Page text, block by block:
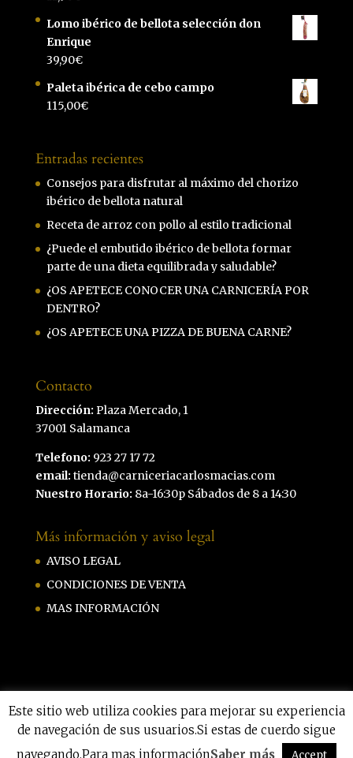
Lomo ibérico de bellota selección don
Enrique
39,90€
Paleta ibérica de cebo campo
115,00€
Entradas recientes
Consejos para disfrutar al máximo del chorizo
ibérico de bellota natural
Receta de arroz con pollo al estilo tradicional
¿Puede el embutido ibérico de bellota formar
parte de una dieta equilibrada y saludable?
¿OS APETECE CONOCER UNA CARNICERÍA POR
DENTRO?
¿OS APETECE UNA PIZZA DE BUENA CARNE?
Contacto
Dirección: Plaza Mercado, 1
37001 Salamanca
Telefono: 923 27 17 72
email: tienda@carniceriacarlosmacias.com
Nuestro Horario: 8a-16:30p Sábados de 8 a 14:30
Más información y aviso legal
AVISO LEGAL
CONDICIONES DE VENTA
MAS INFORMACIÓN
Carniceria Carlos Macias byHazmeweb
Este sitio web utiliza cookies para mejorar su experiencia
de navegación de sus usuarios.Si estas de cuerdo sigue
navegando.Para mas informaciónSaber más Accept